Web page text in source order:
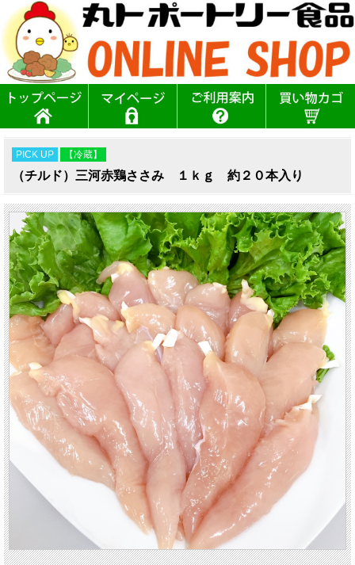
PICK UP 【冷蔵】
（チルド）三河赤鶏ささみ １ｋｇ 約２０本入り